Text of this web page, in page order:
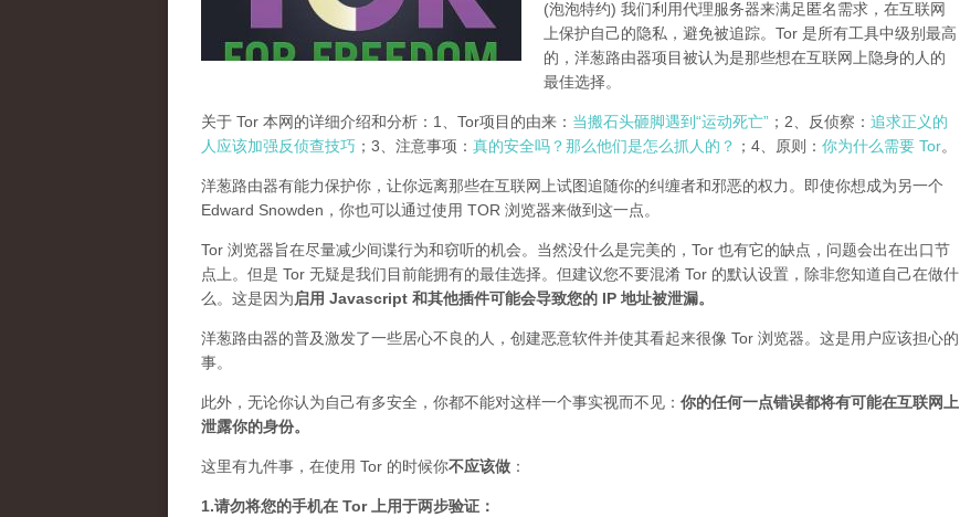
(泡泡特约) 我们利用代理服务器来满足匿名需求，在互联网
上保护自己的隐私，避免被追踪。Tor 是所有工具中级别最高
的，洋葱路由器项目被认为是那些想在互联网上隐身的人的
最佳选择。
关于 Tor 本网的详细介绍和分析：1、Tor项目的由来： 当搬石头砸脚遇到“运动死亡” ；2、反侦察： 追求正义的
人应该加强反侦查技巧 ；3、注意事项： 真的安全吗？那么他们是怎么抓人的？ ；4、原则： 你为什么需要 Tor。
洋葱路由器有能力保护你，让你远离那些在互联网上试图追随你的纠缠者和邪恶的权力。即使你想成为另一个
Edward Snowden，你也可以通过使用 TOR 浏览器来做到这一点。
Tor 浏览器旨在尽量减少间谍行为和窃听的机会。当然没什么是完美的，Tor 也有它的缺点，问题会出在出口节
点上。但是 Tor 无疑是我们目前能拥有的最佳选择。但建议您不要混淆 Tor 的默认设置，除非您知道自己在做什
么。这是因为启用 Javascript 和其他插件可能会导致您的 IP 地址被泄漏。
洋葱路由器的普及激发了一些居心不良的人，创建恶意软件并使其看起来很像 Tor 浏览器。这是用户应该担心的
事。
此外，无论你认为自己有多安全，你都不能对这样一个事实视而不见： 你的任何一点错误都将有可能在互联网上
泄露你的身份。
这里有九件事，在使用 Tor 的时候你不应该做 ：
1.请勿将您的手机在 Tor 上用于两步验证：